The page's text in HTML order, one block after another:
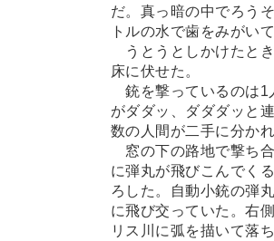
だ。真っ暗の中でろう
トルの水で歯をみがい
うとうとしかけたと
床に伏せた。
銃を撃っているのは1
がダダッ、ダダダッと
数の人間が二手に分か
窓の下の路地で撃ち
に弾丸が飛びこんでく
ろした。自動小銃の弾
に飛び交っていた。右
リス川に弧を描いて落